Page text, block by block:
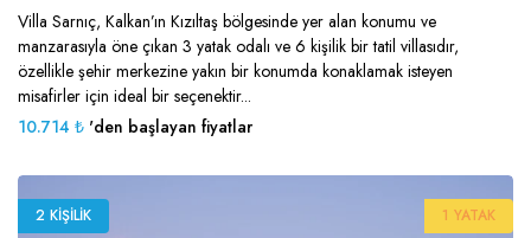
Villa Sarnıç, Kalkan’ın Kızıltaş bölgesinde yer alan konumu ve
manzarasıyla öne çıkan 3 yatak odalı ve 6 kişilik bir tatil villasıdır,
özellikle şehir merkezine yakın bir konumda konaklamak isteyen
misafirler için ideal bir seçenektir...
10.714 ₺ 'den başlayan fiyatlar
2 KIŞILIK 1 YATAK